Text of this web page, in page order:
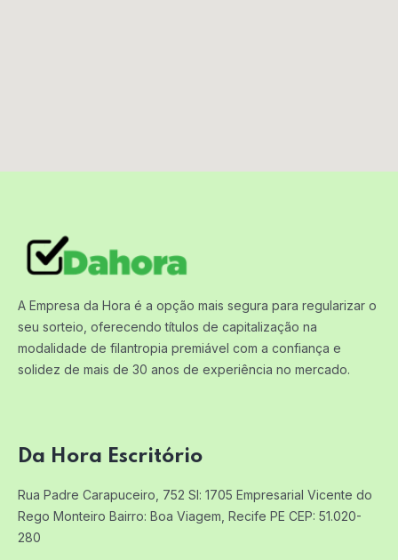
A Empresa da Hora é a opção mais segura para regularizar o
seu sorteio, oferecendo títulos de capitalização na
modalidade de filantropia premiável com a confiança e
solidez de mais de 30 anos de experiência no mercado.
Da Hora Escritório
Rua Padre Carapuceiro, 752 Sl: 1705 Empresarial Vicente do
Rego Monteiro Bairro: Boa Viagem, Recife PE CEP: 51.020-
280